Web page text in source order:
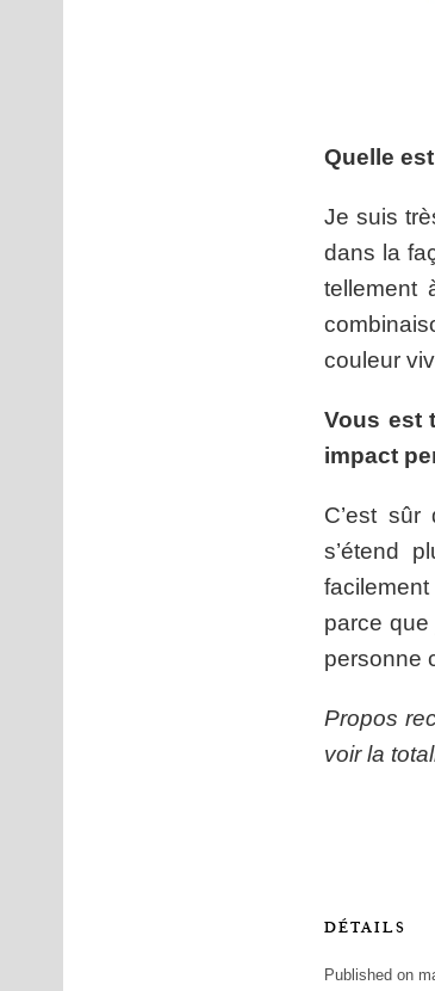
Quelle
Je suis
dans la
tellement
couleur
Vous est
impact
C’est
s’étend
parce
personne
Propos
voir la
DÉTAILS
Published on